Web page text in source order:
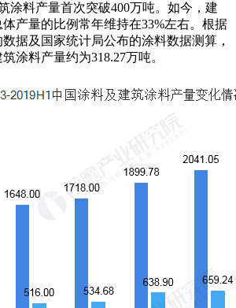
涂料产量首次突破400万吨。如今，建
产量的比例常年维持在33%左右。根据
据及国家统计局公布的涂料数据测算，
涂料产量约为318.27万吨。